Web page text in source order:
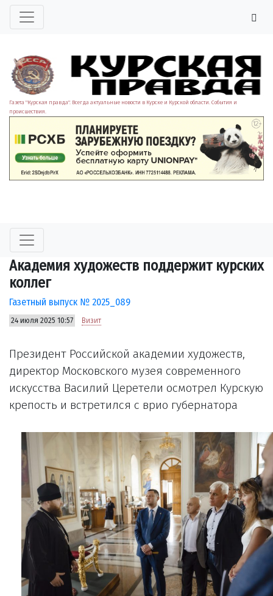
Газета "Курская правда". Всегда актуальные новости в Курске и Курской области. События и
происшествия.
Академия художеств поддержит курских
коллег
Газетный выпуск № 2025_089
24 июля 2025 10:57 Визит
Президент Российской академии художеств,
директор Московского музея современного
искусства Василий Церетели осмотрел Курскую
крепость и встретился с врио губернатора